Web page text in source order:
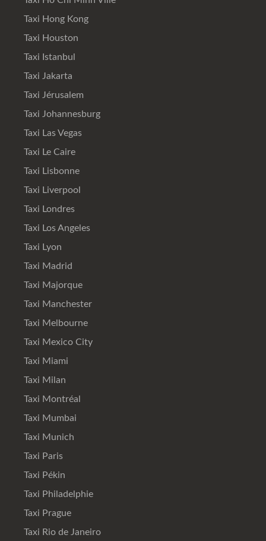
Taxi Hong Kong
Taxi Houston
Taxi Istanbul
Taxi Jakarta
Taxi Jérusalem
Taxi Johannesburg
Taxi Las Vegas
Taxi Le Caire
Taxi Lisbonne
Taxi Liverpool
Taxi Londres
Taxi Los Angeles
Taxi Lyon
Taxi Madrid
Taxi Majorque
Taxi Manchester
Taxi Melbourne
Taxi Mexico City
Taxi Miami
Taxi Milan
Taxi Montréal
Taxi Mumbai
Taxi Munich
Taxi Paris
Taxi Pékin
Taxi Philadelphie
Taxi Prague
Taxi Rio de Janeiro